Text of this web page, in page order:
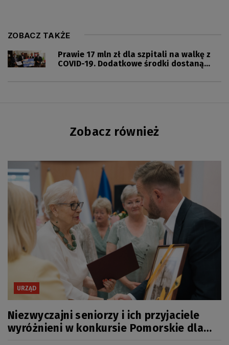
ZOBACZ TAKŻE
Prawie 17 mln zł dla szpitali na walkę z
COVID-19. Dodatkowe środki dostaną
Zobacz również
URZĄD
Niezwyczajni seniorzy i ich przyjaciele
wyróżnieni w konkursie Pomorskie dla